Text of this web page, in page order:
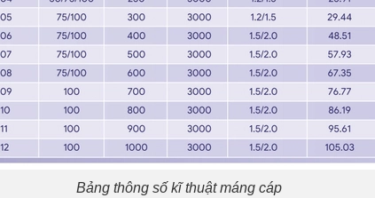
Bảng thông số kĩ thuật máng cáp